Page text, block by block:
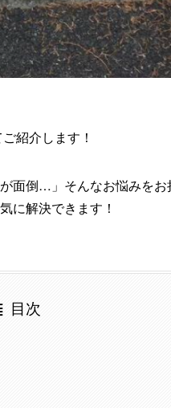
紹介します！
面倒…」そんなお悩みをお
に解決できます！
目次